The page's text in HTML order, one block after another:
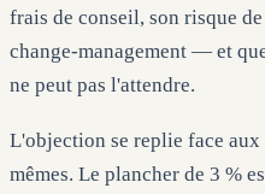
frais de conseil, son risque
change-management — et
ne peut pas l'attendre.
L'objection se replie face
mêmes. Le plancher de 3 %